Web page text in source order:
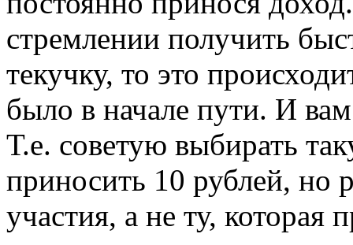
стремлении получить
текучку, то это
было в начале пути. И
Т.е. советую выбирать
приносить 10 рублей, но
участия, а не ту, которая